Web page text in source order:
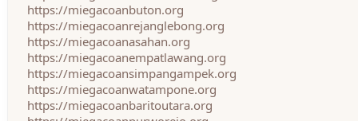
https://miegacoanbuton.org
https://miegacoanrejanglebong.org
https://miegacoanasahan.org
https://miegacoanempatlawang.org
https://miegacoansimpangampek.org
https://miegacoanwatampone.org
https://miegacoanbaritoutara.org